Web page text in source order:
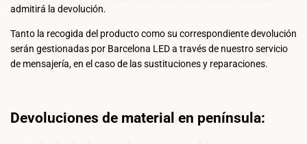
admitirá la devolución.
Tanto la recogida del producto como su correspondiente devolución
serán gestionadas por Barcelona LED a través de nuestro servicio
de mensajería, en el caso de las sustituciones y reparaciones.
Devoluciones de material en península: